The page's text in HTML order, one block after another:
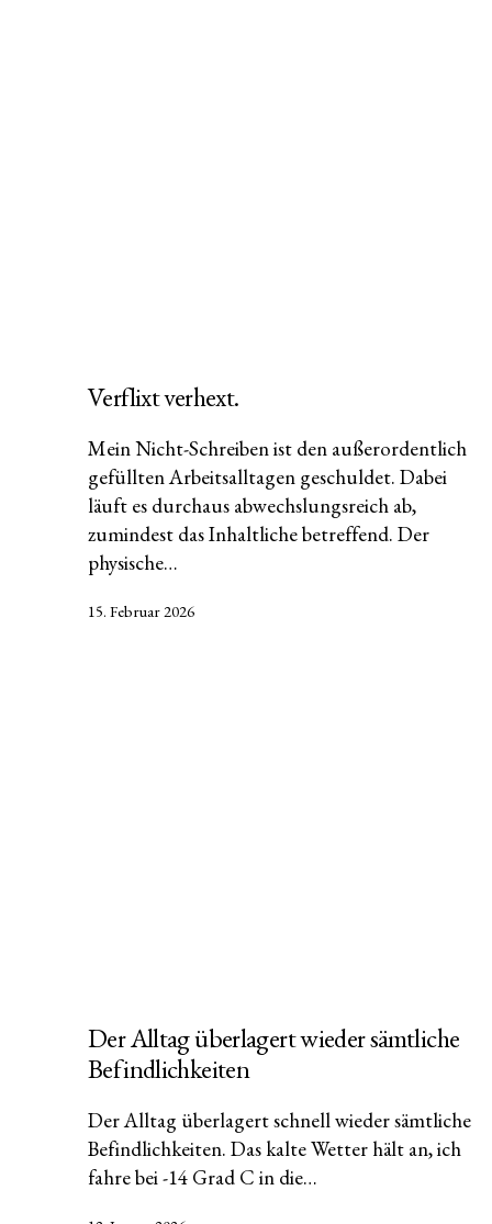
Verflixt verhext.
Mein Nicht-Schreiben ist den außerordentlich
gefüllten Arbeitsalltagen geschuldet. Dabei
läuft es durchaus abwechslungsreich ab,
zumindest das Inhaltliche betreffend. Der
physische…
Veröffentlicht
15. Februar 2026
Der Alltag überlagert wieder sämtliche
Befindlichkeiten
Der Alltag überlagert schnell wieder sämtliche
Befindlichkeiten. Das kalte Wetter hält an, ich
fahre bei -14 Grad C in die…